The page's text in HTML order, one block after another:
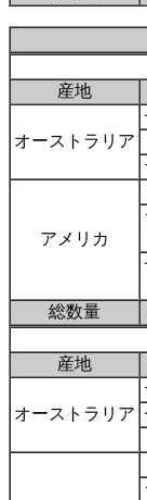
産地
オーストラリア
アメリカ
総数量
産地
オーストラリア